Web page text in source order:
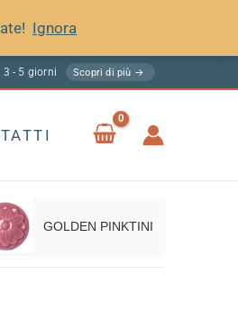
Ignora
3 - 5 giorni Scopri di più →
GOLDEN PINKTINI